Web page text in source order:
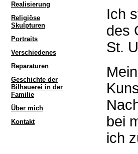
Realisierung
Religiöse
Skulpturen
Portraits
Verschiedenes
Reparaturen
Geschichte der
Bilhauerei in der
Familie
Über mich
Kontakt
Ich
des
St.
bei
ich